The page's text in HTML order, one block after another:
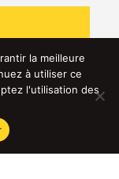
la meilleure
à utiliser ce
l'utilisation des